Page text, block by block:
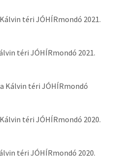
téri JÓHÍRmondó 2021.
téri JÓHÍRmondó 2021.
Kálvin téri JÓHÍRmondó
téri JÓHÍRmondó 2020.
téri JÓHÍRmondó 2020.